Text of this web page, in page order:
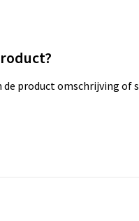
product omschrijving of